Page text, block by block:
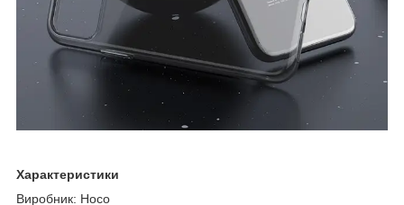
Характеристики
Виробник: Hoco